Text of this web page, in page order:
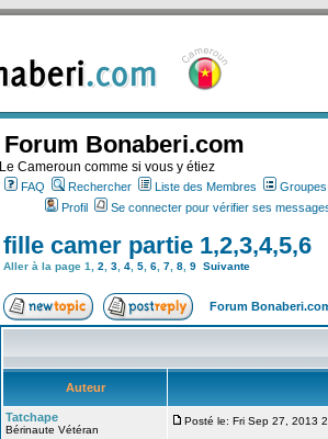
Forum Bonaberi.com
Le Cameroun comme si vous y étiez
FAQ Rechercher Liste des Membres
Profil
Se connecter pour vérifier ses
fille camer partie 1,2,3,4,5,6
Aller à la page 1 2 3 4 5 6 7 8 9 Suivante
Forum
Auteur
Tatchape
Bérinaute Vétéran
Posté le: Fri Sep 27, 2013